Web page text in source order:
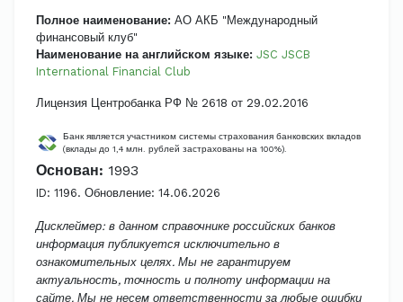
Полное наименование: АО АКБ "Международный
финансовый клуб"
Наименование на английском языке: JSC JSCB
International Financial Club
Лицензия Центробанка РФ № 2618 от 29.02.2016
Банк является участником системы страхования банковских вкладов
(вклады до 1,4 млн. рублей застрахованы на 100%).
Основан: 1993
ID: 1196. Обновление: 14.06.2026
Дисклеймер: в данном справочнике российских банков
информация публикуется исключительно в
ознакомительных целях. Мы не гарантируем
актуальность, точность и полноту информации на
сайте. Мы не несем ответственности за любые ошибки